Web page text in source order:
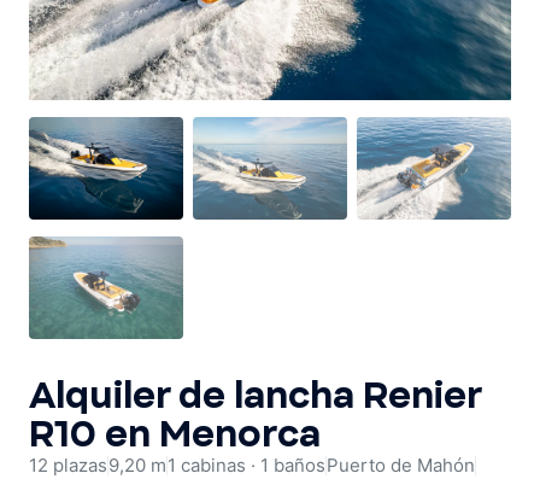
Alquiler de barco para despedidas
Ver flota
Alquiler de lancha Renier
R10 en Menorca
12 plazas9,20 m1 cabinas · 1 bañosPuerto de Mahón